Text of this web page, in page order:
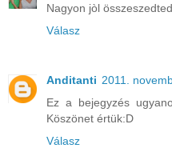
Nagyon jòl
Válasz
Anditanti 2011.
Ez a bejegyzés
Köszönet értük:D
Válasz